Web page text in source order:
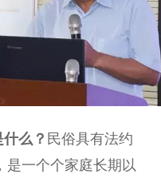
么？ 民俗具有法约
是一个个家庭长期以